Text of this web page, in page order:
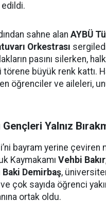
sahne alan AYBÜ
Orkestrası
pasını silerken,
büyük renk kattı.
öğrenciler ve aileleri,
Yalnız
bayram yerine çeviren
Kaymakamı Vehbi Bakır
Baki Demirbaş,
çok sayıda öğrenci
ortak oldu.